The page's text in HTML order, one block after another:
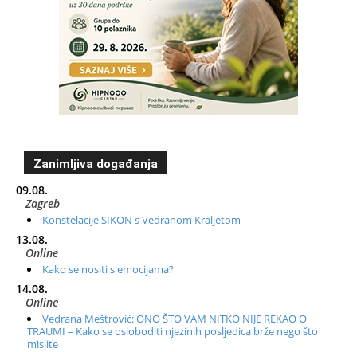
Zanimljiva događanja
09.08.
Zagreb
Konstelacije SIKON s Vedranom Kraljetom
13.08.
Online
Kako se nositi s emocijama?
14.08.
Online
Vedrana Meštrović: ONO ŠTO VAM NITKO NIJE REKAO O
TRAUMI – Kako se osloboditi njezinih posljedica brže nego što
mislite